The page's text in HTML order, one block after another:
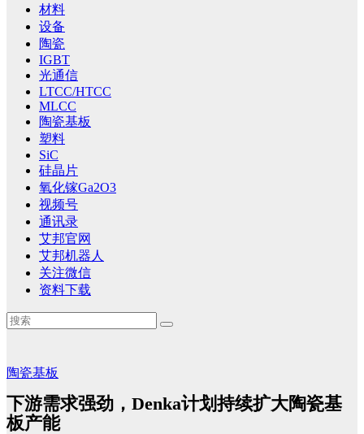
材料
设备
陶瓷
IGBT
光通信
LTCC/HTCC
MLCC
陶瓷基板
塑料
SiC
硅晶片
氧化镓Ga2O3
视频号
通讯录
艾邦官网
艾邦机器人
关注微信
资料下载
陶瓷基板
下游需求强劲，Denka计划持续扩大陶瓷基
板产能